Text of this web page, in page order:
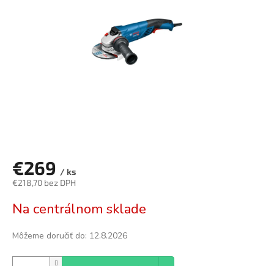
€269 / ks
€218,70 bez DPH
cena:
Na centrálnom sklade
Môžeme doručiť do: 12.8.2026